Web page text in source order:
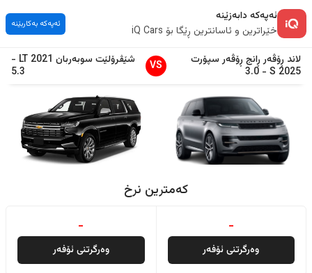
ئەپەکە دابەزێنە
خێراترین و ئاسانترین ڕێگا بۆ iQ Cars
ئەپەکە بەکاربێنە
لاند ڕۆڤەر ڕانج ڕۆڤەر سپۆرت
2025
S
-
3.0
VS شێڤرۆلێت سوبەربان 2021
LT
-
5.3
کەمترین نرخ
-
وەرگرتنی ئۆفەر
-
وەرگرتنی ئۆفەر